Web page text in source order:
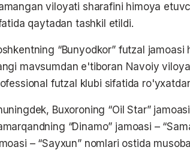
viloyati sharafini himoya
qaytadan tashkil etildi.
“Bunyodkor” futzal
mavsumdan e'tiboran Navoiy
futzal klubi sifatida
Buxoroning “Oil Star”
“Dinamo” jamoasi –
– “Sayxun” nomlari ostida